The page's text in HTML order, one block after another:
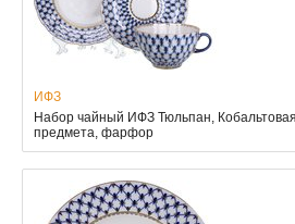
ИФЗ
Набор чайный ИФЗ Тюльпан,
предмета, фарфор